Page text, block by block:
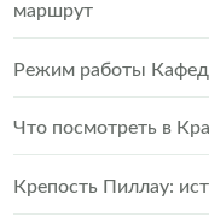
маршрут
Режим работы
Что посмотреть в
Крепость Пиллау: